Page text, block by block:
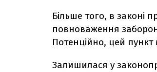
Більше того, в законі
повноваження
Потенційно, цей пункт
Залишилася у